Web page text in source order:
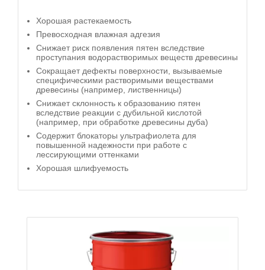
Хорошая растекаемость
Превосходная влажная адгезия
Снижает риск появления пятен вследствие
проступания водорастворимых веществ древесины
Сокращает дефекты поверхности, вызываемые
специфическими растворимыми веществами
древесины (например, лиственницы)
Снижает склонность к образованию пятен
вследствие реакции с дубильной кислотой
(например, при обработке древесины дуба)
Содержит блокаторы ультрафиолета для
повышенной надежности при работе с
лессирующими оттенками
Хорошая шлифуемость